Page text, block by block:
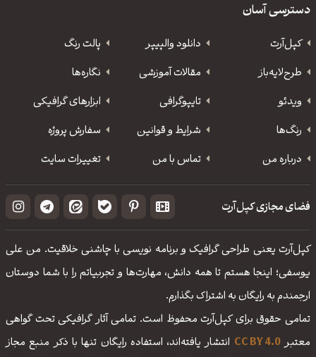
دسترسی آسان
کپل‌آرت دانلود‌ والپیپر
پالت رنگ
طرح‌لایه‌باز
مقالات آموزشی
نگاره‌ها
ویدئو
‌تایپوگرافی
ابزارهای گرافیکی
رنگ‌ها
شرایط و قوانین
سفارش پروژه
درباره من
تماس با من تغییرات سایت
فضای مجازی کپل‌آرت
کپل‌آرت یعنی طراحی گرافیک و برنامه نویسی با چاشنی خلاقیت. من علی
یوسفی؛ اینجا هستم تا همه دانش، مهارت‌‌ها و تجربیاتم را با شما دوستان
ارجمندم به رایگان به اشتراک بگذارم.
تمامی حقوق برای کپل‌آرت محفوظ است. تمامی آثار گرافیکی تحت گواهی
معتبرCC BY 4.0 انتشار یافته‌اند، استفاده رایگان تنها با ذکر منبع مجاز